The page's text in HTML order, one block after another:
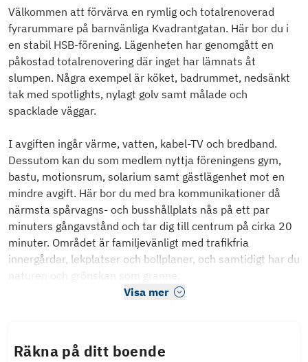
Välkommen att förvärva en rymlig och totalrenoverad
fyrarummare på barnvänliga Kvadrantgatan. Här bor du i
en stabil HSB-förening. Lägenheten har genomgått en
påkostad totalrenovering där inget har lämnats åt
slumpen. Några exempel är köket, badrummet, nedsänkt
tak med spotlights, nylagt golv samt målade och
spacklade väggar.
I avgiften ingår värme, vatten, kabel-TV och bredband.
Dessutom kan du som medlem nyttja föreningens gym,
bastu, motionsrum, solarium samt gästlägenhet mot en
mindre avgift. Här bor du med bra kommunikationer då
närmsta spårvagns- och busshållplats nås på ett par
minuters gångavstånd och tar dig till centrum på cirka 20
minuter. Området är familjevänligt med trafikfria
innergårdar, lekplatser och bollplaner, och samtidigt har du
naturen och grönskan som granne.
Visa mer
Räkna på ditt boende